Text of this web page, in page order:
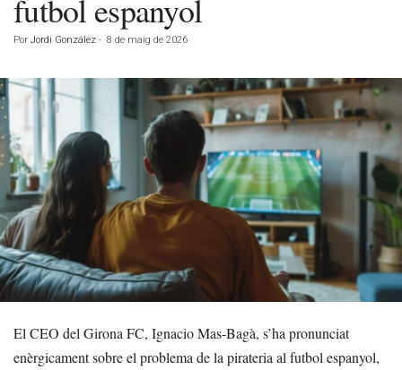
futbol espanyol
Por Jordi González - 8 de maig de 2026
El CEO del Girona FC, Ignacio Mas-Bagà, s’ha pronunciat
enèrgicament sobre el problema de la pirateria al futbol espanyol,